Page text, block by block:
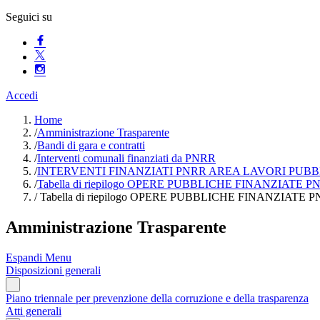
Seguici su
Accedi
Home
/Amministrazione Trasparente
/Bandi di gara e contratti
/Interventi comunali finanziati da PNRR
/INTERVENTI FINANZIATI PNRR AREA LAVORI
/Tabella di riepilogo OPERE PUBBLICHE FINANZIATE
/Tabella di riepilogo OPERE PUBBLICHE FINANZIATE
Amministrazione Trasparente
Espandi Menu
Disposizioni generali
Piano triennale per prevenzione della corruzione e della trasparenza
Atti generali